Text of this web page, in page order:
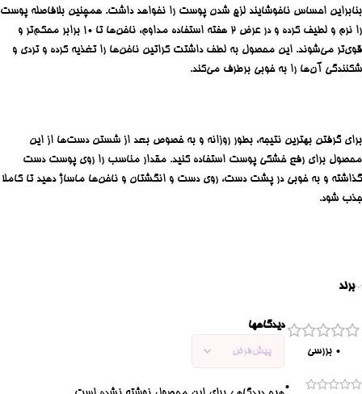
بنابراین احساس ناخوشایند لزج شدن پوست را نخواهد داشت. همچنین بلافاصله پوست
را نرم و لطیف کرده و در عرض 2 هفته استفاده مداوم، ناخن‌ها تا 10 برابر محکم‌تر و
قوی‌تر می‌شوند. این محصول به لطف داشتت کراتین ناخن‌ها را تغذیه کرده و تردی و
شکنندگی آن‌ها را به خوبی برطرف می‌کند.
برای گرفتن بهترین نتیجه، بطور روزانه و به خصوص بعد از شستن دست‌ها از این
محصول برای رفع خشکی پوست استفاده کنید. مقدار مناسب را روی پوست دست
گذاشته و به خوبی در پشت دست، روی دست و انگشتان و ناخن‌ها ماساژ دهید تا کاملا
جذب شود.
برند
0 بررسی
0
دیدگاهها